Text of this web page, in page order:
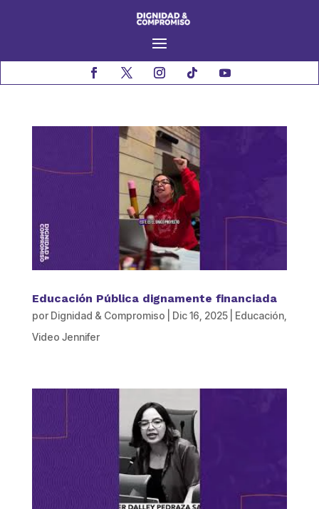
Educación Pública dignamente financiada
por Dignidad & Compromiso Dic 16, 2025| Educación,
Video Jennifer